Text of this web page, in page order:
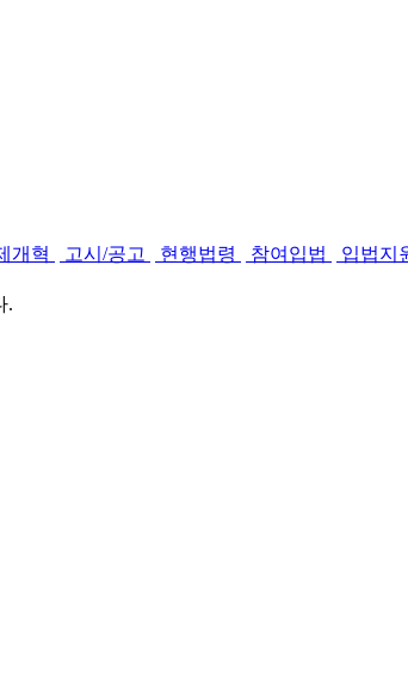
개혁 고시/공고 현행법령 참여입법
입법지
.